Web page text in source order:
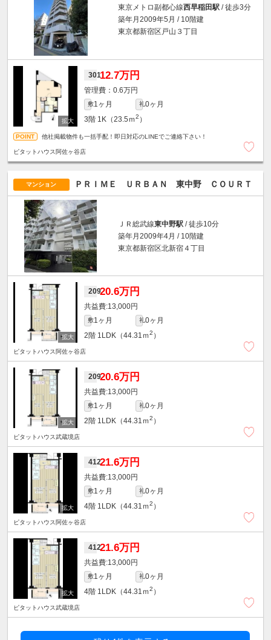
東京メトロ副都心線西早稲田駅 / 徒歩3分
築年月2009年5月 / 10階建
東京都新宿区戸山３丁目
30112.7万円
0.6万円
敷1ヶ月 礼0ヶ月
3階 1K（23.5ｍ2 ）
他社掲載物件も一括手配！即日対応のLINEでご連絡下さい！
ピタットハウス阿佐ヶ谷店
マンション ＰＲＩＭＥ ＵＲＢＡＮ 東中野 ＣＯＵＲＴ
ＪＲ総武線東中野駅 / 徒歩10分
築年月2009年4月 / 10階建
東京都新宿区北新宿４丁目
20920.6万円
13,000円
敷1ヶ月 礼0ヶ月
2階 1LDK（44.31ｍ2 ）
ピタットハウス阿佐ヶ谷店
20920.6万円
13,000円
敷1ヶ月 礼0ヶ月
2階 1LDK（44.31ｍ2 ）
ピタットハウス武蔵境店
41221.6万円
13,000円
敷1ヶ月 礼0ヶ月
4階 1LDK（44.31ｍ2 ）
ピタットハウス阿佐ヶ谷店
41221.6万円
13,000円
敷1ヶ月 礼0ヶ月
4階 1LDK（44.31ｍ2 ）
ピタットハウス武蔵境店